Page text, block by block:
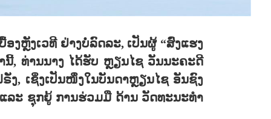
ງຫຼັງເວທີ ຢ່າງບໍ່ລົດລະ, ເປັນຜູ້ “ສົ່ງແຮງ
ນີ້, ທ່ານນາງ ໄດ້ຮັບ ຫຼຽນໄຊ ວັນນະຄະດີ
ງ, ເຊິ່ງເປັນໜຶ່ງໃນບັນດາຫຼຽນໄຊ ອັນຊົງ
ລະ ຊຸກຍູ້ ການຮ່ວມມື ດ້ານ ວັດທະນະທຳ